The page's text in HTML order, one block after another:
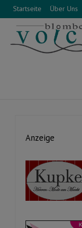
Startseite Über Uns
Anzeige